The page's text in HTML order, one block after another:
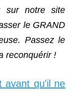
sur notre site
le GRAND
Passez le
reconquérir !
avant qu'il ne